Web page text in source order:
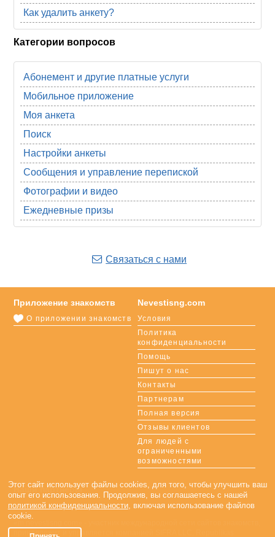
Как удалить анкету?
Категории вопросов
Абонемент и другие платные услуги
Мобильное приложение
Моя анкета
Поиск
Настройки анкеты
Сообщения и управление перепиской
Фотографии и видео
Ежедневные призы
Связаться с нами
Nevestisng.com
Условия
Политика
конфиденциальности
Помощь
Пишут о нас
Контакты
Партнерам
Полная версия
Отзывы клиентов
Для людей с
ограниченными
возможностями
Приложение знакомств
О приложении знакомств
Наши партнеры
принадлежит и управляется компанией SIFRA LLC, Republikas
Этот сайт использует файлы cookies, для того, чтобы улучшить ваш
опыт его использования. Продолжив, вы соглашаетесь с нашей
политикой конфиденциальности, включая использование файлов
cookie.